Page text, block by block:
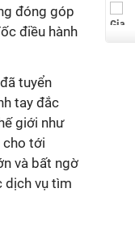
đóng góp
điều hành
tuyển
tay đắc
giới như
cho tới
và bất ngờ
dịch vụ tìm